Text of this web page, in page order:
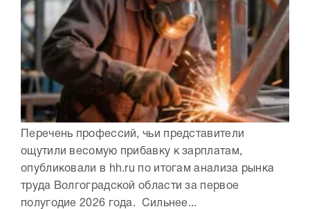
Перечень профессий, чьи представители
ощутили весомую прибавку к зарплатам,
опубликовали в hh.ru по итогам анализа рынка
труда Волгоградской области за первое
полугодие 2026 года. Сильнее...